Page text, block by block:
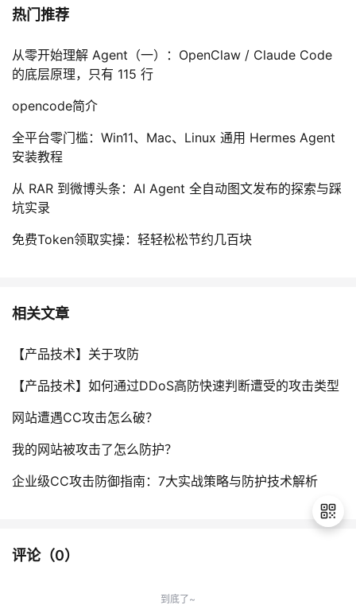
热门推荐
从零开始理解 Agent（一）：OpenClaw / Claude Code
的底层原理，只有 115 行
opencode简介
全平台零门槛：Win11、Mac、Linux 通用 Hermes Agent
安装教程
从 RAR 到微博头条：AI Agent 全自动图文发布的探索与踩
坑实录
免费Token领取实操：轻轻松松节约几百块
相关文章
【产品技术】关于攻防
【产品技术】如何通过DDoS高防快速判断遭受的攻击类型
网站遭遇CC攻击怎么破？
我的网站被攻击了怎么防护？
企业级CC攻击防御指南：7大实战策略与防护技术解析
评论（0）
到底了~